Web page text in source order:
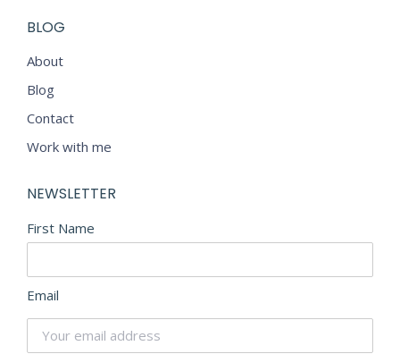
BLOG
About
Blog
Contact
Work with me
NEWSLETTER
First Name
Email